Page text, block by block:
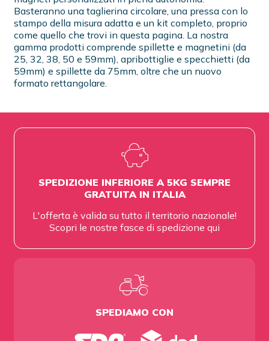
Basteranno una taglierina circolare, una pressa con lo
stampo della misura adatta e un kit completo, proprio
come quello che trovi in questa pagina. La nostra
gamma prodotti comprende spillette e magnetini (da
25, 32, 38, 50 e 59mm), apribottiglie e specchietti (da
59mm) e spillette da 75mm, oltre che un nuovo
formato rettangolare.
SPEDIZIONE INFERIORE A 5KG SEMPRE
GRATUITA IN ITALIA
L'offerta è valida su tutto il territorio nazionale!
Scopri le nostre fasce di spedizione qui
SPEDIAMO CON